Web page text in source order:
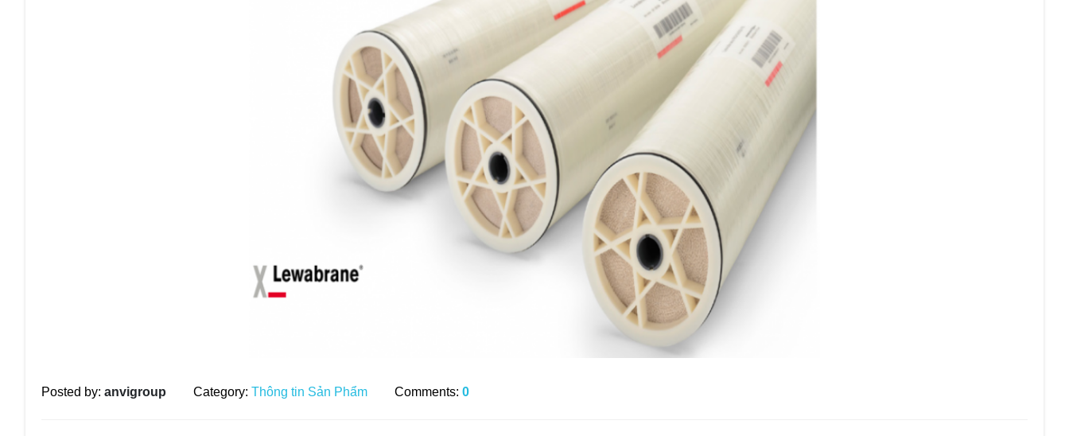
Posted by: anvigroup Category: Thông tin Sản Phẩm Comments: 0